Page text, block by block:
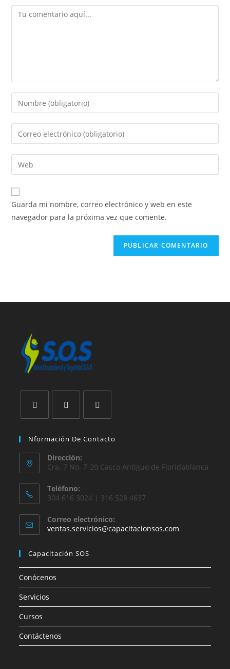
Guarda mi nombre, correo electrónico y web en este
navegador para la próxima vez que comente.
Nformación De Contacto
Dirección:
Cra. 7 No. 7-20 Casco Antiguo de Floridablanca
Teléfono:
304 616 3024 | 316 528 4637
Correo electrónico:
ventas.servicios@capacitacionsos.com
Capacitación SOS
Conócenos
Servicios
Cursos
Contáctenos